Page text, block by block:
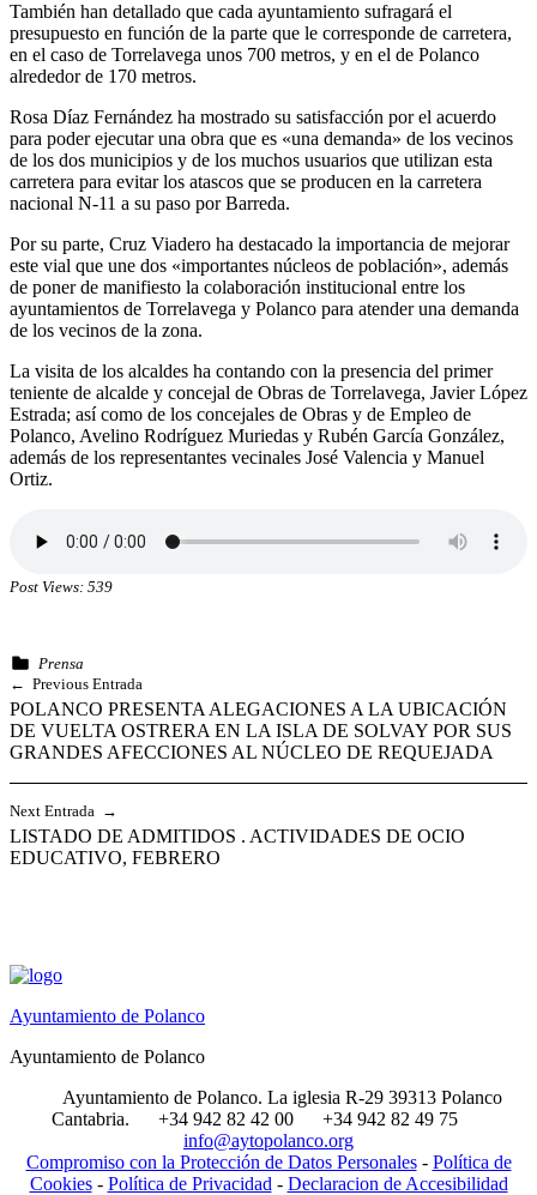
También han detallado que cada ayuntamiento sufragará el
presupuesto en función de la parte que le corresponde de carretera,
en el caso de Torrelavega unos 700 metros, y en el de Polanco
alrededor de 170 metros.
Rosa Díaz Fernández ha mostrado su satisfacción por el acuerdo
para poder ejecutar una obra que es «una demanda» de los vecinos
de los dos municipios y de los muchos usuarios que utilizan esta
carretera para evitar los atascos que se producen en la carretera
nacional N-11 a su paso por Barreda.
Por su parte, Cruz Viadero ha destacado la importancia de mejorar
este vial que une dos «importantes núcleos de población», además
de poner de manifiesto la colaboración institucional entre los
ayuntamientos de Torrelavega y Polanco para atender una demanda
de los vecinos de la zona.
La visita de los alcaldes ha contando con la presencia del primer
teniente de alcalde y concejal de Obras de Torrelavega, Javier López
Estrada; así como de los concejales de Obras y de Empleo de
Polanco, Avelino Rodríguez Muriedas y Rubén García González,
además de los representantes vecinales José Valencia y Manuel
Ortiz.
Post Views: 539
Categorized in:
Prensa
Skip
back
to
main
Navegación
de
entradas
Previous Entrada
POLANCO PRESENTA ALEGACIONES A LA UBICACIÓN
DE VUELTA OSTRERA EN LA ISLA DE SOLVAY POR SUS
GRANDES AFECCIONES AL NÚCLEO DE REQUEJADA
Next Entrada
LISTADO DE ADMITIDOS . ACTIVIDADES DE OCIO
EDUCATIVO, FEBRERO
Ayuntamiento de Polanco
Ayuntamiento de Polanco
Ayuntamiento de Polanco. La iglesia R-29 39313 Polanco
Cantabria.
+34 942 82 42 00
+34 942 82 49 75
info@aytopolanco.org
Compromiso con la Protección de Datos Personales- Política de
Cookies- Política de Privacidad - Declaracion de Accesibilidad